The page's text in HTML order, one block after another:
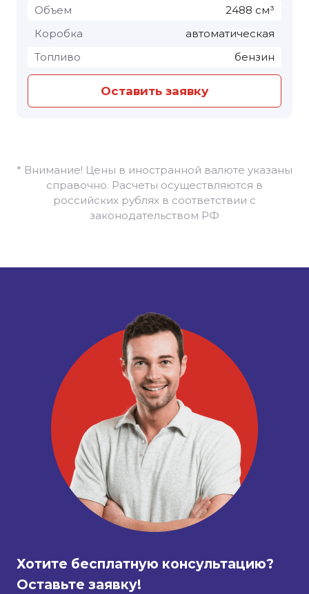
Объем
2488 см³
Коробка
автоматическая
Топливо
бензин
Оставить заявку
* Внимание! Цены в иностранной валюте указаны
справочно. Расчеты осуществляются в
российских рублях в соответствии с
законодательством РФ
Хотите бесплатную консультацию?
Оставьте заявку!